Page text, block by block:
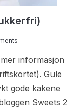
informasjon
Gule
gode kakene
Sweets 2